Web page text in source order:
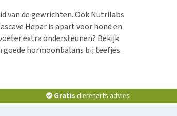
van de gewrichten. Ook Nutrilabs
Hepar is apart voor hond en
extra ondersteunen? Bekijk
hormoonbalans bij teefjes.
Gratis dierenarts advies